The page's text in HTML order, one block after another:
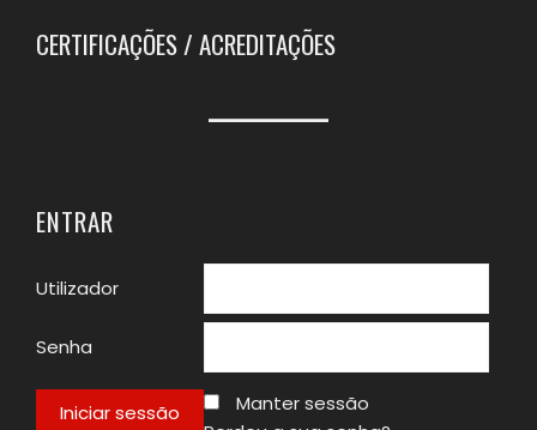
CERTIFICAÇÕES / ACREDITAÇÕES
ENTRAR
Utilizador
Senha
Manter sessão